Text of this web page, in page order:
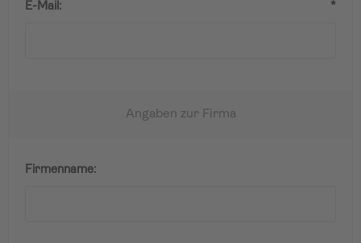
E-Mail: *
Angaben zur Firma
Firmenname: